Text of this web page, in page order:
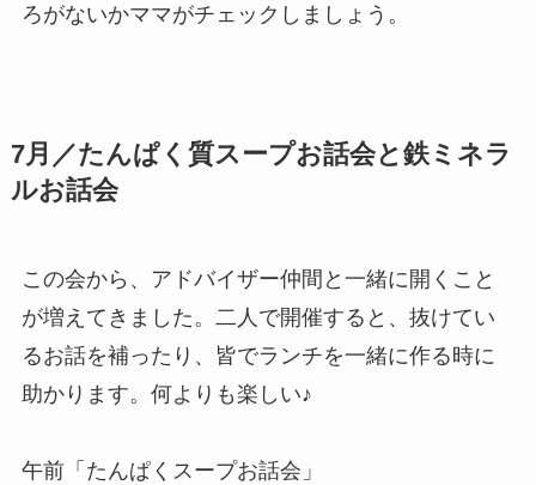
ろがないかママがチェックしましょう。
7月／たんぱく質スープお話会と鉄ミネラ
ルお話会
この会から、アドバイザー仲間と一緒に開くこと
が増えてきました。二人で開催すると、抜けてい
るお話を補ったり、皆でランチを一緒に作る時に
助かります。何よりも楽しい♪
午前「たんぱくスープお話会」